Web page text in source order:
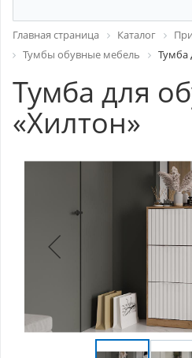
Главная страница Каталог
Тумбы обувные мебель
Тумба
Тумба для
«Хилтон»